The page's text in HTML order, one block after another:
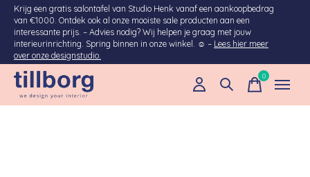
Krijg een gratis salontafel van Studio Henk vanaf een aankoopbedrag
van €1000. Ontdek ook al onze mooiste sale producten aan een
interessante prijs. – Advies nodig? Wij helpen je graag met jouw
interieurinrichting. Spring binnen in onze winkel. ☺ – Lees hier meer
over onze designstudio.
0items